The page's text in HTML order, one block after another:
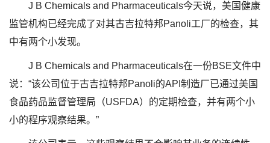
J B Chemicals and Pharmaceuticals今天说，美国健康
监管机构已经完成了对其古吉拉特邦Panoli工厂的检查，其
中有两个小发现。
J B Chemicals and Pharmaceuticals在一份BSE文件中
说：“该公司位于古吉拉特邦Panoli的API制造厂已通过美国
食品药品监督管理局（USFDA）的定期检查，并有两个小
小的程序观察结果。”